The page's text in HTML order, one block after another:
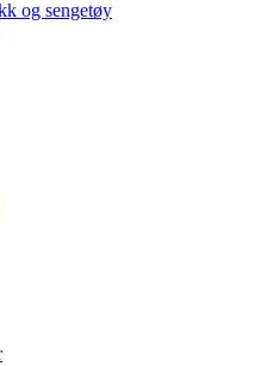
og sengetøy